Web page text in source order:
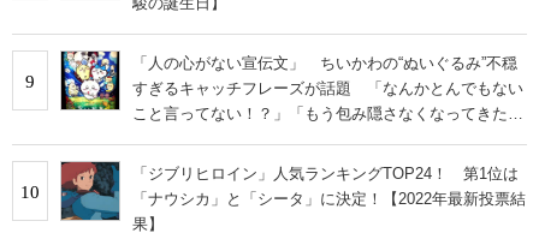
9
「人の心がない宣伝文」 ちいかわの“ぬいぐるみ”不穏
すぎるキャッチフレーズが話題 「なんかとんでもない
こと言ってない！？」「もう包み隠さなくなってきた
10
「ジブリヒロイン」人気ランキングTOP24！ 第1位は
「ナウシカ」と「シータ」に決定！【2022年最新投票結
果】